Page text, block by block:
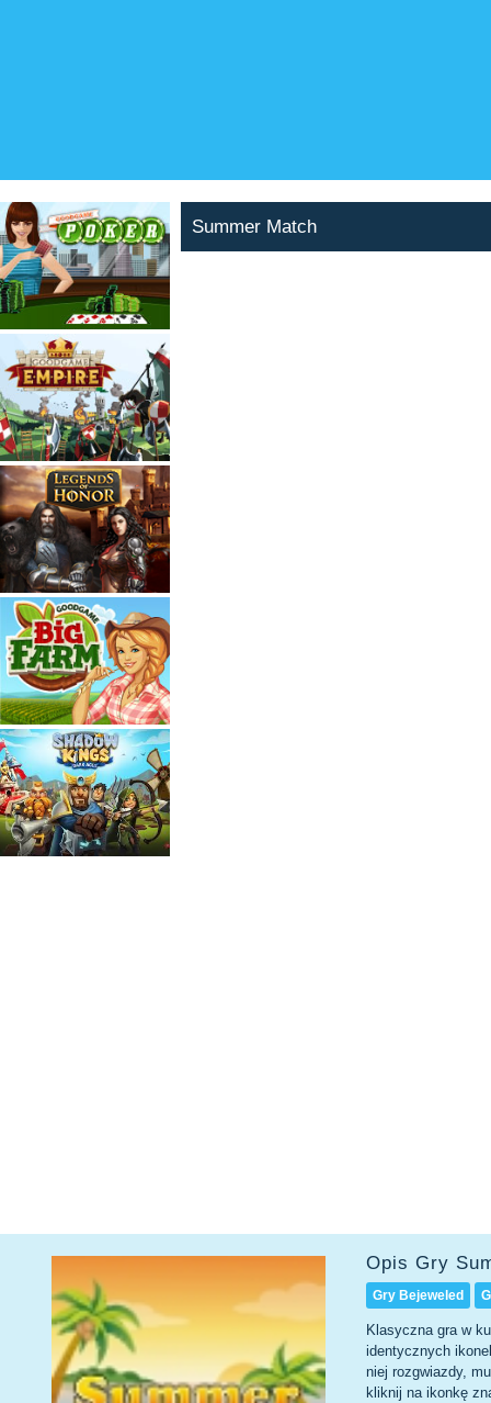
Summer Match
Opis Gry
Gry Bejeweled
Klasyczna gra w
identycznych
niej rozgwiazdy,
kliknij na ikonkę